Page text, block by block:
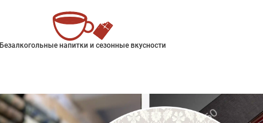
Безалкогольные напитки и сезонные вкусности